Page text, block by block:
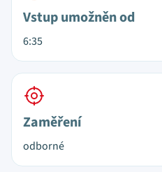
Vstup umožněn od
6:35
Zaměření
odborné